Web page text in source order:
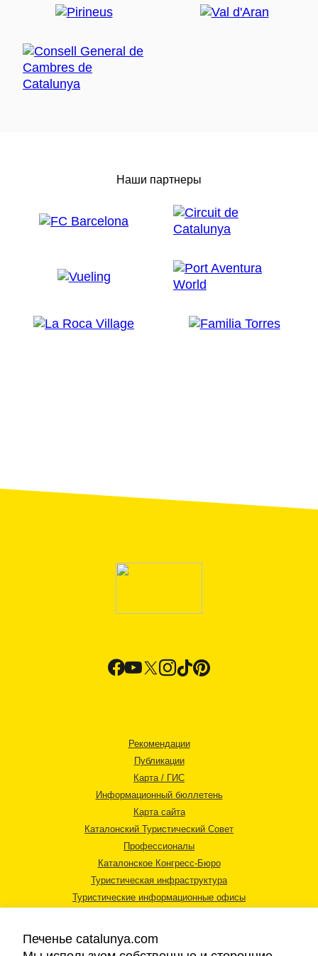
Наши партнеры
Рекомендации
Публикации
Карта / ГИС
Информационный бюллетень
Карта сайта
Каталонский Туристический Совет
Профессионалы
Каталонское Конгресс-Бюро
Туристическая инфраструктура
Туристические информационные офисы
Печенье catalunya.com